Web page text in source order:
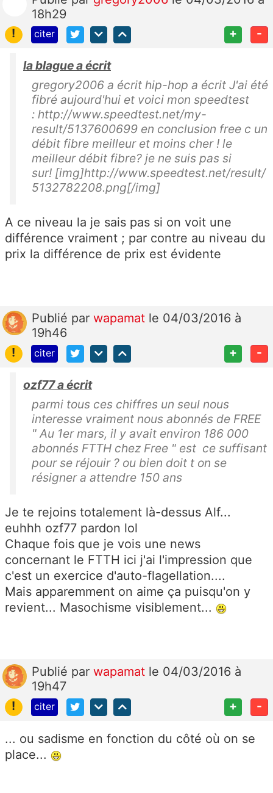
18h29
!
citer + -
la blague a écrit
gregory2006 a écrit hip-hop a écrit J'ai été
fibré aujourd'hui et voici mon speedtest
: http://www.speedtest.net/my-
result/5137600699 en conclusion free c un
débit fibre meilleur et moins cher ! le
meilleur débit fibre? je ne suis pas si
sur! [img]http://www.speedtest.net/result/
5132782208.png[/img]
A ce niveau la je sais pas si on voit une
différence vraiment ; par contre au niveau du
prix la différence de prix est évidente
Publié par wapamat le 04/03/2016 à
19h46
!
citer + -
ozf77 a écrit
parmi tous ces chiffres un seul nous
interesse vraiment nous abonnés de FREE
" Au 1er mars, il y avait environ 186 000
abonnés FTTH chez Free " est ce suffisant
pour se réjouir ? ou bien doit t on se
résigner a attendre 150 ans
Je te rejoins totalement là-dessus Alf...
euhhh ozf77 pardon lol
Chaque fois que je vois une news
concernant le FTTH ici j'ai l'impression que
c'est un exercice d'auto-flagellation....
Mais apparemment on aime ça puisqu'on y
revient... Masochisme visiblement...
Publié par wapamat le 04/03/2016 à
19h47
!
citer + -
... ou sadisme en fonction du côté où on se
place...